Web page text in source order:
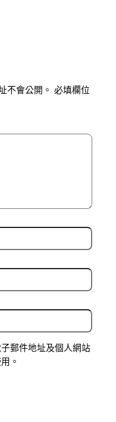
不會公開。 必填欄位
郵件地址及個人網站
。